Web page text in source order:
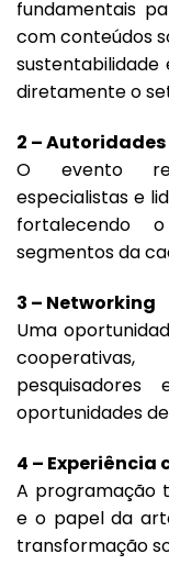
fundamentais
com conteúdos
diretamente o
2 – Autoridades
O evento
especialistas e
fortalecendo
segmentos da
3 – Networking
Uma
oportunidades
4 – Experiência
A programação
e o papel da
transformação